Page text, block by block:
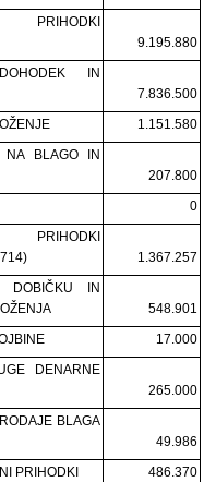
9.195.880
IN
7.836.500
1.151.580
NA BLAGO IN
207.800
0
PRIHODKI
1.367.257
DOBIČKU IN
548.901
17.000
DENARNE
265.000
BLAGA
49.986
PRIHODKI
486.370